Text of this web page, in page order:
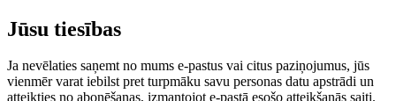
Jūsu tiesības
Ja nevēlaties saņemt no mums e-pastus vai citus paziņojumus, jūs
vienmēr varat iebilst pret turpmāku savu personas datu apstrādi un
atteikties no abonēšanas, izmantojot e-pastā esošo atteikšanās saiti.